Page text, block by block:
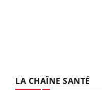
LA CHAÎNE SANTÉ